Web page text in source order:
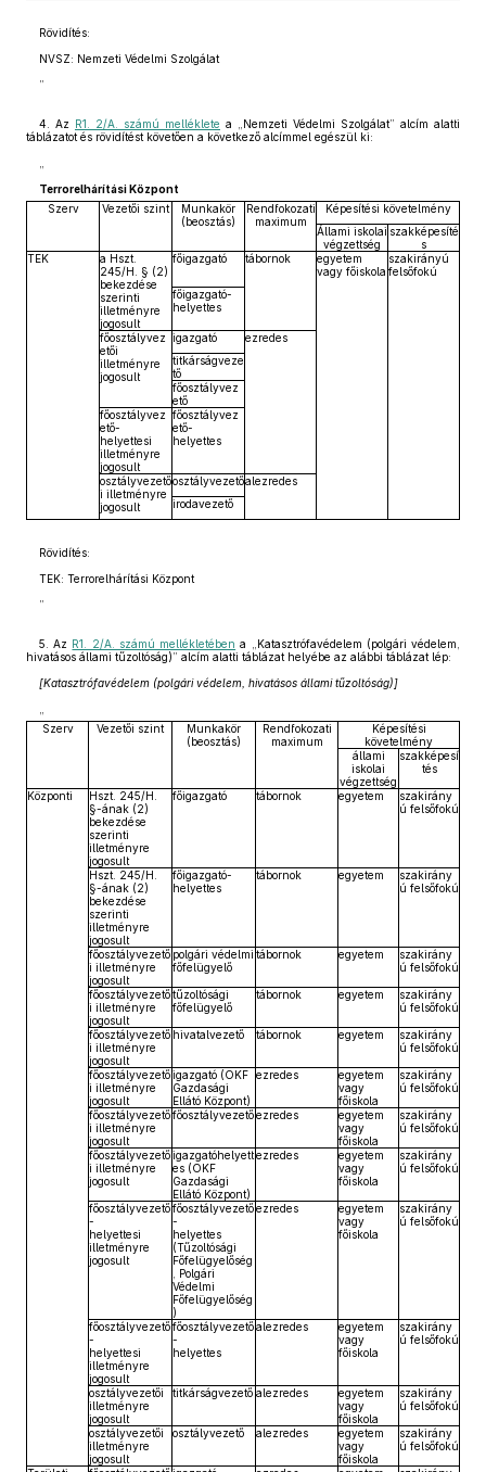
Rövidítés:
NVSZ: Nemzeti Védelmi Szolgálat
”
4. Az R1. 2/A. számú melléklete a „Nemzeti Védelmi Szolgálat” alcím alatti
táblázatot és rövidítést követően a következő alcímmel egészül ki:
Terrorelhárítási Központ
Szerv
Vezetői szint
Munkakör
(beosztás)
Rendfokozati
maximum
Képesítési követelmény
Állami iskolai
végzettség
szakképesíté
s
TEK
a Hszt.
245/H. § (2)
bekezdése
szerinti
illetményre
jogosult
főigazgató tábornok
egyetem
vagy főiskola
szakirányú
felsőfokú
főigazgató-
helyettes
főosztályvez
etői
illetményre
jogosult
igazgató
ezredes
titkárságveze
tő
főosztályvez
ető
főosztályvez
ető-
helyettesi
illetményre
jogosult
főosztályvez
ető-
helyettes
osztályvezető
i illetményre
jogosult
osztályvezetőalezredes
irodavezető
Rövidítés:
TEK: Terrorelhárítási Központ
”
5. Az R1. 2/A. számú mellékletében a „Katasztrófavédelem (polgári védelem,
hivatásos állami tűzoltóság)” alcím alatti táblázat helyébe az alábbi táblázat lép:
[Katasztrófavédelem (polgári védelem, hivatásos állami tűzoltóság)]
Szerv
Vezetői szint
Munkakör
(beosztás)
Rendfokozati
maximum
Képesítési
követelmény
állami
iskolai
végzettség
szakképesí
tés
Központi
Hszt. 245/H.
§-ának (2)
bekezdése
szerinti
illetményre
jogosult
főigazgató tábornok egyetem
szakirány
ú felsőfokú
Hszt. 245/H.
§-ának (2)
bekezdése
szerinti
illetményre
jogosult
főigazgató-
helyettes
tábornok egyetem
szakirány
ú felsőfokú
főosztályvezető
i illetményre
jogosult
polgári védelmi
főfelügyelő
tábornok egyetem
szakirány
ú felsőfokú
főosztályvezető
i illetményre
jogosult
tűzoltósági
főfelügyelő
tábornok egyetem
szakirány
ú felsőfokú
főosztályvezető
i illetményre
jogosult
hivatalvezető tábornok egyetem
szakirány
ú felsőfokú
főosztályvezető
i illetményre
jogosult
igazgató (OKF
Gazdasági
Ellátó Központ)
ezredes
egyetem
vagy
főiskola
szakirány
ú felsőfokú
főosztályvezető
i illetményre
jogosult
főosztályvezetőezredes
egyetem
vagy
főiskola
szakirány
ú felsőfokú
főosztályvezető
i illetményre
jogosult
igazgatóhelyett
es (OKF
Gazdasági
Ellátó Központ)
ezredes
egyetem
vagy
főiskola
szakirány
ú felsőfokú
főosztályvezető
-
helyettesi
illetményre
jogosult
főosztályvezető
-
helyettes
(Tűzoltósági
Főfelügyelőség
, Polgári
Védelmi
Főfelügyelőség
)
ezredes
egyetem
vagy
főiskola
szakirány
ú felsőfokú
főosztályvezető
-
helyettesi
illetményre
jogosult
főosztályvezető
-
helyettes
alezredes
egyetem
vagy
főiskola
szakirány
ú felsőfokú
osztályvezetői
illetményre
jogosult
titkárságvezető alezredes
egyetem
vagy
főiskola
szakirány
ú felsőfokú
osztályvezetői
illetményre
jogosult
osztályvezető alezredes
egyetem
vagy
főiskola
szakirány
ú felsőfokú